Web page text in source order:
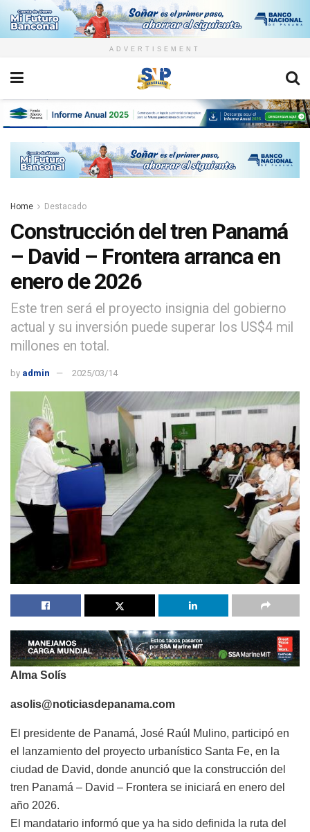
ADVERTISEMENT
Home Destacado
Construcción del tren Panamá
– David – Frontera arranca en
enero de 2026
Este tren será el proyecto insignia del gobierno
actual y su inversión puede superar los US$4 mil
millones en total.
by admin 2025/03/14
Alma Solís
asolis@noticiasdepanama.com
El presidente de Panamá, José Raúl Mulino, participó en
el lanzamiento del proyecto urbanístico Santa Fe, en la
ciudad de David, donde anunció que la construcción del
tren Panamá – David – Frontera se iniciará en enero del
año 2026.
El mandatario informó que ya ha sido definida la ruta del